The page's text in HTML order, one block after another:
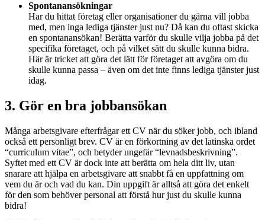
Spontanansökningar
Har du hittat företag eller organisationer du gärna vill jobba
med, men inga lediga tjänster just nu? Då kan du oftast skicka
en spontanansökan! Berätta varför du skulle vilja jobba på det
specifika företaget, och på vilket sätt du skulle kunna bidra.
Här är tricket att göra det lätt för företaget att avgöra om du
skulle kunna passa – även om det inte finns lediga tjänster just
idag.
3. Gör en bra jobbansökan
Många arbetsgivare efterfrågar ett CV när du söker jobb, och ibland
också ett personligt brev. CV är en förkortning av det latinska ordet
“curriculum vitae”, och betyder ungefär “levnadsbeskrivning”.
Syftet med ett CV är dock inte att berätta om hela ditt liv, utan
snarare att hjälpa en arbetsgivare att snabbt få en uppfattning om
vem du är och vad du kan. Din uppgift är alltså att göra det enkelt
för den som behöver personal att förstå hur just du skulle kunna
bidra!